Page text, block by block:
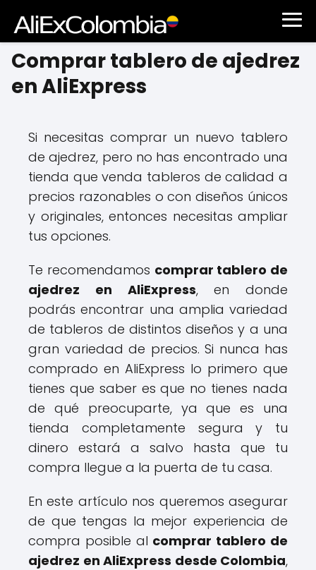
Comprar tablero de ajedrez
en AliExpress
Si necesitas comprar un nuevo tablero
de ajedrez, pero no has encontrado una
tienda que venda tableros de calidad a
precios razonables o con diseños únicos
y originales, entonces necesitas ampliar
tus opciones.
Te recomendamos comprar tablero de
ajedrez en AliExpress, en donde
podrás encontrar una amplia variedad
de tableros de distintos diseños y a una
gran variedad de precios. Si nunca has
comprado en AliExpress lo primero que
tienes que saber es que no tienes nada
de qué preocuparte, ya que es una
tienda completamente segura y tu
dinero estará a salvo hasta que tu
compra llegue a la puerta de tu casa.
En este artículo nos queremos asegurar
de que tengas la mejor experiencia de
compra posible al comprar tablero de
ajedrez en AliExpress desde Colombia,